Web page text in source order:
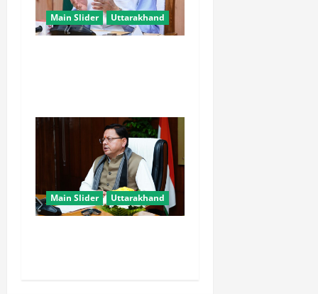
Main Slider Uttarakhand
Main Slider Uttarakhand